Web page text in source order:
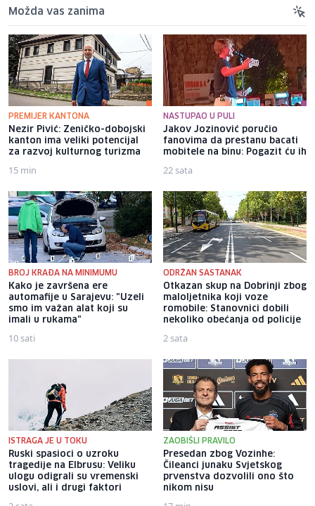
Možda vas zanima
PREMIJER KANTONA
Nezir Pivić: Zeničko-dobojski
kanton ima veliki potencijal
za razvoj kulturnog turizma
15 min
NASTUPAO U PULI
Jakov Jozinović poručio
fanovima da prestanu bacati
mobitele na binu: Pogazit ću ih
22 sata
BROJ KRAĐA NA MINIMUMU
Kako je završena ere
automafije u Sarajevu: "Uzeli
smo im važan alat koji su
imali u rukama"
10 sati
ODRŽAN SASTANAK
Otkazan skup na Dobrinji zbog
maloljetnika koji voze
romobile: Stanovnici dobili
nekoliko obećanja od policije
2 sata
ISTRAGA JE U TOKU
Ruski spasioci o uzroku
tragedije na Elbrusu: Veliku
ulogu odigrali su vremenski
uslovi, ali i drugi faktori
ZAOBIŠLI PRAVILO
Presedan zbog Vozinhe:
Čileanci junaku Svjetskog
prvenstva dozvolili ono što
nikom nisu